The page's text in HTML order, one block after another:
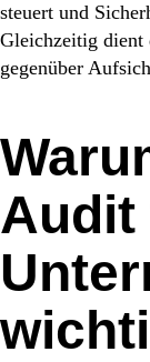
steuert und
Gleichzeitig dient
gegenüber
Audit